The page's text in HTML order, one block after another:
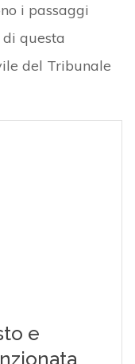
i passaggi
questa
del Tribunale